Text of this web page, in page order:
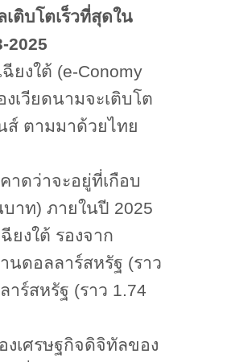
ติบโตเร็วที่สุดใน
2025
ยงใต้ (e-Conomy
เวียดนามจะเติบโต
ส์ ตามมาด้วยไทย
ดว่าจะอยู่ที่เกือบ
าท) ภายในปี 2025
ยงใต้ รองจาก
นดอลลาร์สหรัฐ (ราว
ร์สหรัฐ (ราว 1.74
เศรษฐกิจดิจิทัลของ